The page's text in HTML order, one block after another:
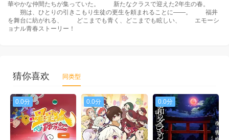
華やかな仲間たちが集っていた。 新たなクラスで迎えた2年生の春。
朔は、ひとりの引きこもり生徒の更生を頼まれることに——。 福井
を舞台に紡がれる、 どこまでも青く、どこまでも眩しい、 エモーシ
ョナル青春ストーリー！
猜你喜欢 同类型
0.0分 0.0分 0.0分